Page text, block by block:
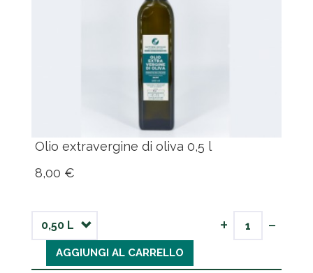
Olio extravergine di oliva 0,5 l
8,00 €
+ -
AGGIUNGI AL CARRELLO